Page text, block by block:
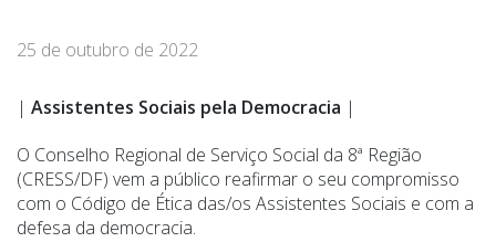
25 de outubro de 2022
| Assistentes Sociais pela Democracia |
O Conselho Regional de Serviço Social da 8ª Região
(CRESS/DF) vem a público reafirmar o seu compromisso
com o Código de Ética das/os Assistentes Sociais e com a
defesa da democracia.